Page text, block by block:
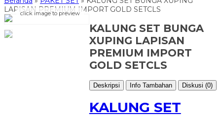
LAPISAN PREMIUM IMPORT GOLD SETCLS
click image to preview
KALUNG SET
KALUNG SET BUNGA
XUPING LAPISAN
PREMIUM IMPORT
GOLD SETCLS
Deskripsi Info Tambahan Diskusi (0)